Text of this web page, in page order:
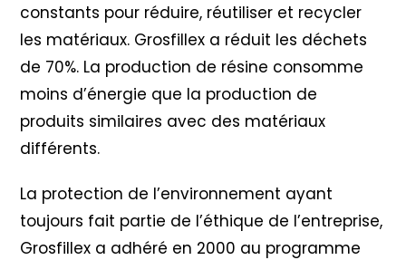
constants pour réduire, réutiliser et recycler
les matériaux. Grosfillex a réduit les déchets
de 70%. La production de résine consomme
moins d’énergie que la production de
produits similaires avec des matériaux
différents.
La protection de l’environnement ayant
toujours fait partie de l’éthique de l’entreprise,
Grosfillex a adhéré en 2000 au programme